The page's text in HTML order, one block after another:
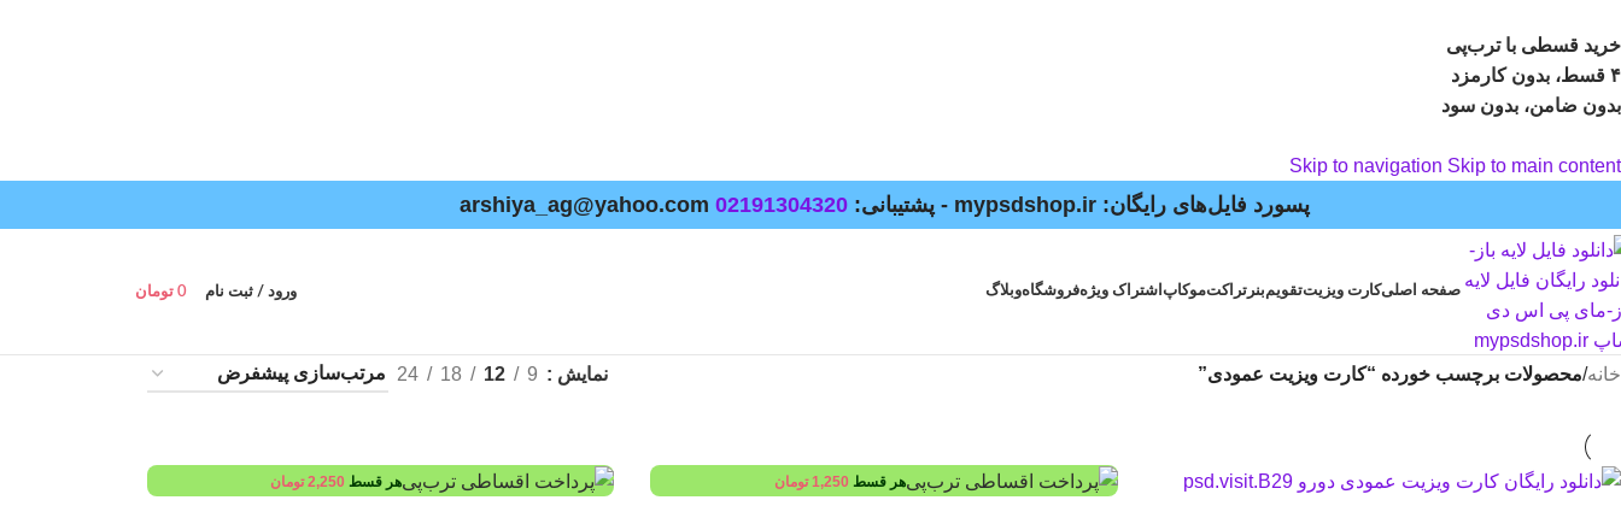
خرید قسطی با ترب‌پی
۴ قسط، بدون کارمزد
بدون ضامن، بدون سود
Skip to navigation Skip to main content
پسورد فایل‌های رایگان: mypsdshop.ir - پشتیبانی: arshiya_ag@yahoo.com 02191304320
صفحه اصلیکارت ویزیتتقویمبنر تراکتموکاپ اشتراک ویژهفروشگاهوبلاگ ورود / ثبت نام 0 تومان
خانه/محصولات برچسب خورده “کارت ویزیت عمودی” نمایش 9
12
18
24
هر قسط1,250 تومان هر قسط 2,250 تومان